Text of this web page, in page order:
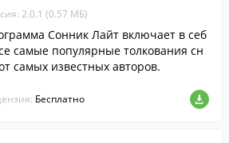
2.0.1 (0.57 МБ)
Сонник Лайт включает в себ
самые популярные толкования сн
самых известных авторов.
Бесплатно